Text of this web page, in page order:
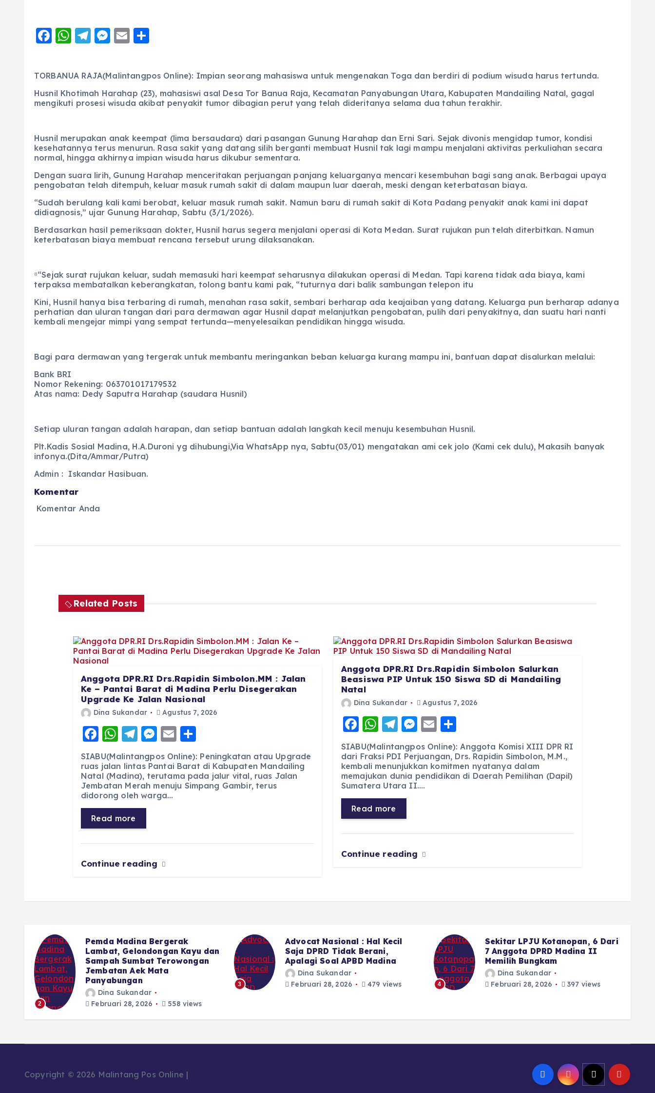
F
e
b
o
o
k
W
ts
A
p
T
g
r
M
ss
e
n
E
l
re
TORBANUA RAJA(Malintangpos Online): Impian seorang mahasiswa untuk mengenakan Toga dan berdiri di podium wisuda harus tertunda.
Husnil Khotimah Harahap (23), mahasiswi asal Desa Tor Banua Raja, Kecamatan Panyabungan Utara, Kabupaten Mandailing Natal, gagal
mengikuti prosesi wisuda akibat penyakit tumor dibagian perut yang telah dideritanya selama dua tahun terakhir.
Husnil merupakan anak keempat (lima bersaudara) dari pasangan Gunung Harahap dan Erni Sari. Sejak divonis mengidap tumor, kondisi
kesehatannya terus menurun. Rasa sakit yang datang silih berganti membuat Husnil tak lagi mampu menjalani aktivitas perkuliahan secara
normal, hingga akhirnya impian wisuda harus dikubur sementara.
Dengan suara lirih, Gunung Harahap menceritakan perjuangan panjang keluarganya mencari kesembuhan bagi sang anak. Berbagai upaya
pengobatan telah ditempuh, keluar masuk rumah sakit di dalam maupun luar daerah, meski dengan keterbatasan biaya.
“Sudah berulang kali kami berobat, keluar masuk rumah sakit. Namun baru di rumah sakit di Kota Padang penyakit anak kami ini dapat
didiagnosis,” ujar Gunung Harahap, Sabtu (3/1/2026).
Berdasarkan hasil pemeriksaan dokter, Husnil harus segera menjalani operasi di Kota Medan. Surat rujukan pun telah diterbitkan. Namun
keterbatasan biaya membuat rencana tersebut urung dilaksanakan.
⁸“Sejak surat rujukan keluar, sudah memasuki hari keempat seharusnya dilakukan operasi di Medan. Tapi karena tidak ada biaya, kami
terpaksa membatalkan keberangkatan, tolong bantu kami pak, “tuturnya dari balik sambungan telepon itu
Kini, Husnil hanya bisa terbaring di rumah, menahan rasa sakit, sembari berharap ada keajaiban yang datang. Keluarga pun berharap adanya
perhatian dan uluran tangan dari para dermawan agar Husnil dapat melanjutkan pengobatan, pulih dari penyakitnya, dan suatu hari nanti
kembali mengejar mimpi yang sempat tertunda—menyelesaikan pendidikan hingga wisuda.
Bagi para dermawan yang tergerak untuk membantu meringankan beban keluarga kurang mampu ini, bantuan dapat disalurkan melalui:
Bank BRI
Nomor Rekening: 063701017179532
Atas nama: Dedy Saputra Harahap (saudara Husnil)
Setiap uluran tangan adalah harapan, dan setiap bantuan adalah langkah kecil menuju kesembuhan Husnil.
Plt.Kadis Sosial Madina, H.A.Duroni yg dihubungi,Via WhatsApp nya, Sabtu(03/01) mengatakan ami cek jolo (Kami cek dulu), Makasih banyak
infonya.(Dita/Ammar/Putra)
Admin : Iskandar Hasibuan.
Komentar
Komentar Anda
Related Posts
Anggota DPR.RI Drs.Rapidin Simbolon.MM : Jalan
Ke – Pantai Barat di Madina Perlu Disegerakan
Upgrade Ke Jalan Nasional
Dina Sukandar Agustus 7, 2026
F
a
c
e
b
o
o
k
W
h
a
ts
A
p
p
T
el
e
g
r
a
m
M
e
ss
e
n
E
m
ai
l
h
a
re
SIABU(Malintangpos Online): Peningkatan atau Upgrade
ruas jalan lintas Pantai Barat di Kabupaten Mandailing
Natal (Madina), terutama pada jalur vital, ruas Jalan
Jembatan Merah menuju Simpang Gambir, terus
didorong oleh warga…
Read more
Continue reading
Anggota DPR.RI Drs.Rapidin Simbolon Salurkan
Beasiswa PIP Untuk 150 Siswa SD di Mandailing
Natal
Dina Sukandar Agustus 7, 2026
F
a
c
e
b
o
o
k
W
h
a
ts
A
p
p
T
el
e
g
r
a
m
M
e
ss
e
n
E
m
ai
l
h
a
re
SIABU(Malintangpos Online): Anggota Komisi XIII DPR RI
dari Fraksi PDI Perjuangan, Drs. Rapidin Simbolon, M.M.,
kembali menunjukkan komitmen nyatanya dalam
memajukan dunia pendidikan di Daerah Pemilihan (Dapil)
Sumatera Utara II.…
Read more
Continue reading
2
Pemda Madina Bergerak
Lambat, Gelondongan Kayu dan
Sampah Sumbat Terowongan
Jembatan Aek Mata
Panyabungan
Dina Sukandar
Februari 28, 2026
558 views
3
Advocat Nasional : Hal Kecil
Saja DPRD Tidak Berani,
Apalagi Soal APBD Madina
Dina Sukandar
Februari 28, 2026
479 views 4
Sekitar LPJU Kotanopan, 6 Dari
7 Anggota DPRD Madina II
Memilih Bungkam
Dina Sukandar
Februari 28, 2026
397 views
Copyright © 2026 Malintang Pos Online |